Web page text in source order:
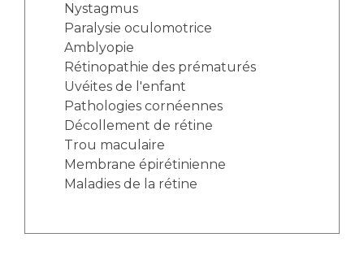
Nystagmus
Paralysie oculomotrice
Amblyopie
Rétinopathie des prématurés
Uvéites de l'enfant
Pathologies cornéennes
Décollement de rétine
Trou maculaire
Membrane épirétinienne
Maladies de la rétine